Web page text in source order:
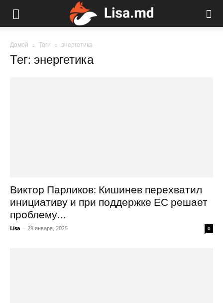
Домой Теги энергетика
Тег: энергетика
Виктор Парликов: Кишинев перехватил
инициативу и при поддержке ЕС решает
проблему...
Lisa - 28 января, 2025 0